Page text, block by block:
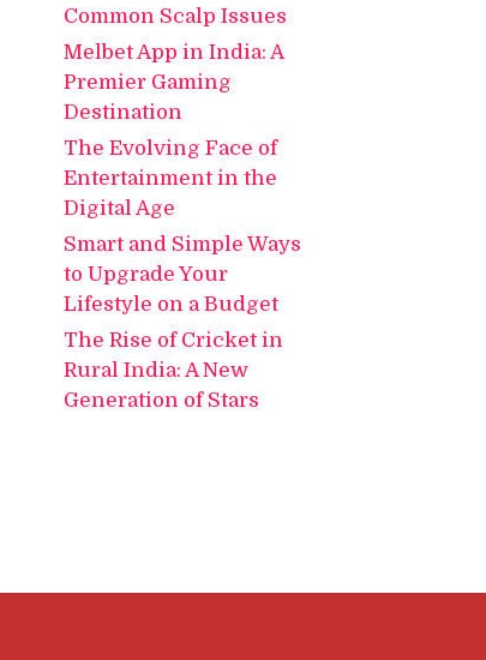
Common Scalp Issues
Melbet App in India: A
Premier Gaming
Destination
The Evolving Face of
Entertainment in the
Digital Age
Smart and Simple Ways
to Upgrade Your
Lifestyle on a Budget
The Rise of Cricket in
Rural India: A New
Generation of Stars